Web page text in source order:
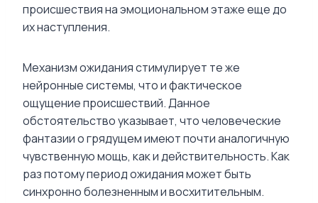
происшествия на эмоциональном этаже еще до
их наступления.
Механизм ожидания стимулирует те же
нейронные системы, что и фактическое
ощущение происшествий. Данное
обстоятельство указывает, что человеческие
фантазии о грядущем имеют почти аналогичную
чувственную мощь, как и действительность. Как
раз потому период ожидания может быть
синхронно болезненным и восхитительным.